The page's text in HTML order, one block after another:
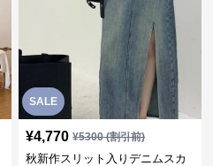
SALE
¥4,770 ¥5300(割引前)
秋新作スリット入りデニムスカ